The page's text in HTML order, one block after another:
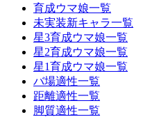
育成ウマ娘一覧
未実装新キャラ一覧
星3育成ウマ娘一覧
星2育成ウマ娘一覧
星1育成ウマ娘一覧
バ場適性一覧
距離適性一覧
脚質適性一覧